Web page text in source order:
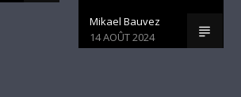
Mikael Bauvez
14 AOÛT 2024